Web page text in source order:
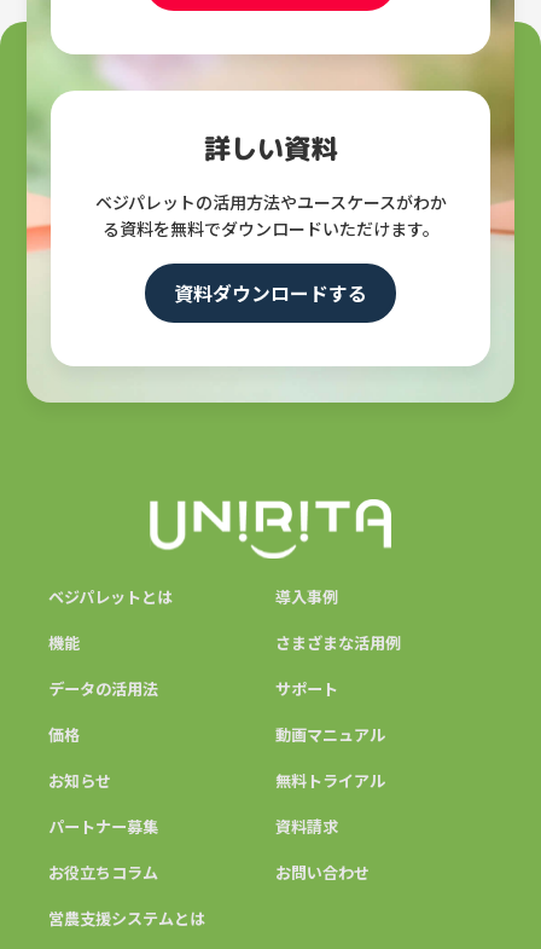
詳しい資料
ベジパレットの活用方法やユースケースがわか
る資料を無料でダウンロードいただけます。
資料ダウンロードする
ベジパレットとは
機能
データの活用法
価格
導入事例
さまざまな活用例
サポート
動画マニュアル
お知らせ
パートナー募集
お役立ちコラム
営農支援システムとは
無料トライアル
資料請求
お問い合わせ